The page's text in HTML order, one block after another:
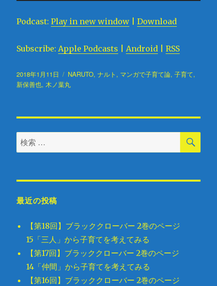
Podcast:Play in new window |Download
Subscribe:Apple Podcasts |Android |RSS
投
稿
2018年1月11日
タ
グ
NARUTO,ナルト , マンガで子育て論,子育て,
新保善也,木ノ葉丸
検
索
象:
検
最近の投稿
【第18回】ブラッククローバー 2巻のページ
15「三人」から子育てを考えてみる
【第17回】ブラッククローバー 2巻のページ
14「仲間」から子育てを考えてみる
【第16回】ブラッククローバー 2巻のページ